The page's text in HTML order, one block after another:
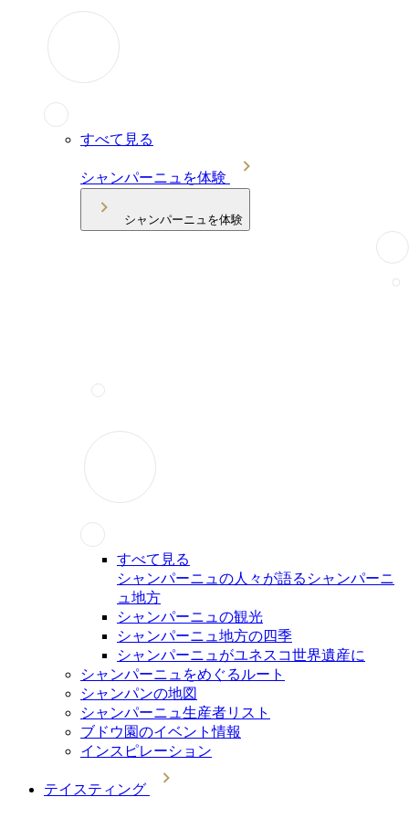
すべて見る
シャンパーニュを体験
シャンパーニュを体験
すべて見る
シャンパーニュの人々が語るシャンパーニ
ュ地方
シャンパーニュの観光
シャンパーニュ地方の四季
シャンパーニュがユネスコ世界遺産に
シャンパーニュをめぐるルート
シャンパンの地図
シャンパーニュ生産者リスト
ブドウ園のイベント情報
インスピレーション
テイスティング